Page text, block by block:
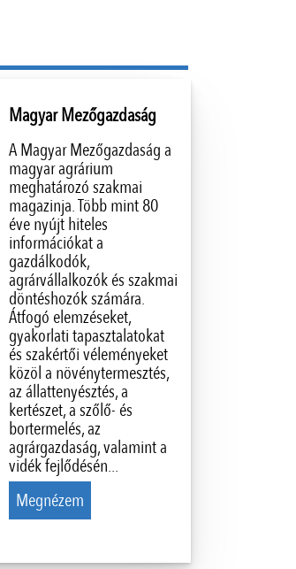
Magyar Mezőgazdaság
A Magyar Mezőgazdaság a
magyar agrárium
meghatározó szakmai
magazinja. Több mint 80
éve nyújt hiteles
információkat a
gazdálkodók,
agrárvállalkozók és szakmai
döntéshozók számára.
Átfogó elemzéseket,
gyakorlati tapasztalatokat
és szakértői véleményeket
közöl a növénytermesztés,
az állattenyésztés, a
kertészet, a szőlő- és
bortermelés, az
agrárgazdaság, valamint a
vidék fejlődésén...
Megnézem